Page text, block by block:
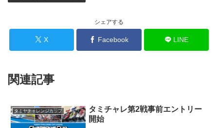
シェアする
X Facebook LINE
関連記事
タミヤチャレンジカップ
タミチャレ第2戦事前エントリー
開始